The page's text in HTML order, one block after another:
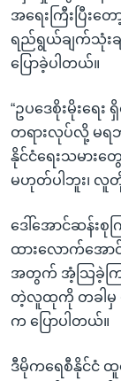
အရေးကြီးပြီး
ရည်ရွယ်ချက်သုံး
ပြောခဲ့ပါတယ်။
“ဥပဒေစိုးမိုး
တရားလုပ်လို့ မရဘူ
နိုင်ငံရေးသမာ
မဟုတ်ပါဘူး၊ လူ
ဒေါ်အောင်ဆန်းစု
ထားလောက်အော
အတွက် အံ့သြခဲ့ကြပ
တဲ့လူထုကို တခါမှ
က ပြောပါတယ်။
ဒီမိုကရေစီနိုင်ငံ ထူ